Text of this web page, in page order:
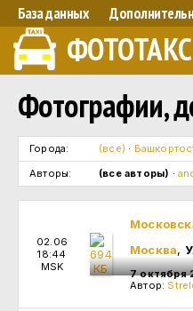
База данных
Фотографии,
Города: (все) ·
Авторы:
(все авторы) ·
02.06
18:44
MSK
Москва,
7 октября
Автор: